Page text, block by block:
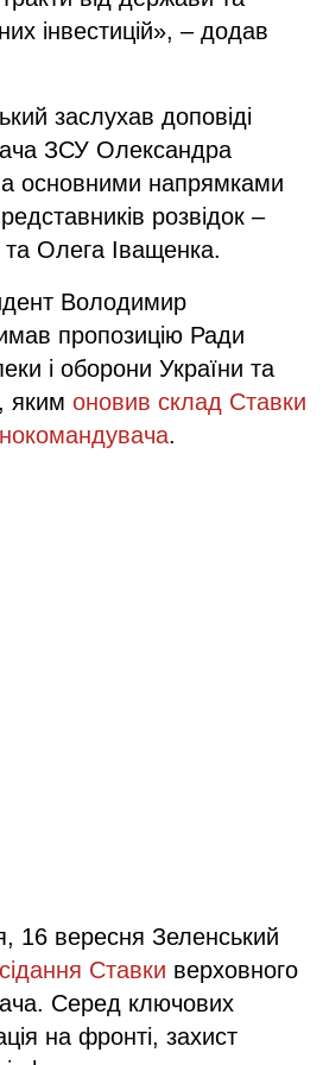
інвестицій», – додав
заслухав доповіді
ЗСУ Олександра
основними напрямками
розвідок –
Олега Іващенка.
Володимир
пропозицію Ради
і оборони України та
яким оновив склад Ставки
.
16 вересня Зеленський
Ставки верховного
Серед ключових
на фронті, захист